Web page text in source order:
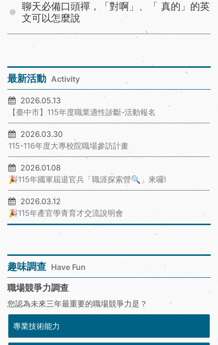
聊天必備口頭禪，「對啊」、「 真的」的英
文可以怎麼說
最新活動 Activity
2026.05.13
【臺中市】115年度職業適性診斷-活動報名
2026.03.30
115-116年度大專校院職場參訪計畫
2026.01.08
🎉115年國軍屆退官兵「職涯探索營🔍」來囉!
2026.03.12
🎉115年產官學青育才交流說明會
趣味調查 Have Fun
職場競爭力調查
您認為未來三年最重要的職場競爭力是？
專業技術能力